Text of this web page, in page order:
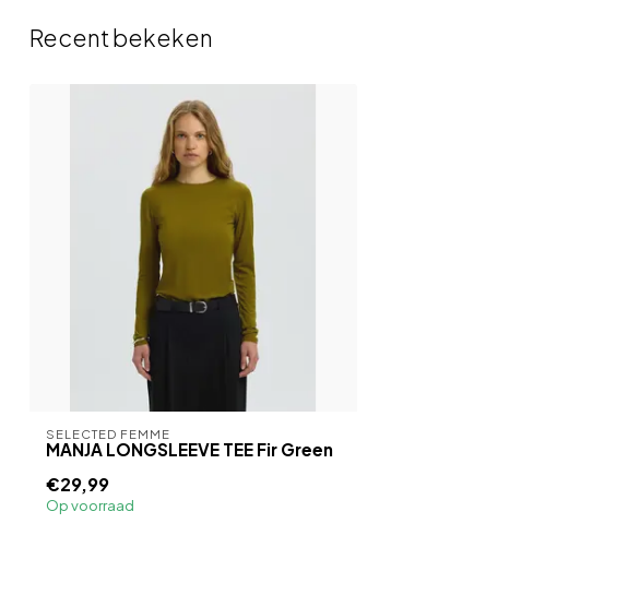
Recent bekeken
SELECTED FEMME
MANJA LONGSLEEVE TEE Fir Green
€29,99
Op voorraad